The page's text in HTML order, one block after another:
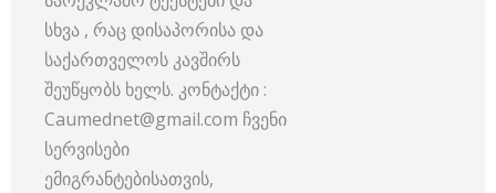
სხვა , რაც დისაპორისა და
საქართველოს კავშირს
შეუწყობს ხელს. კონტაქტი :
Caumednet@gmail.com ჩვენი
სერვისები
ემიგრანტებისათვის,